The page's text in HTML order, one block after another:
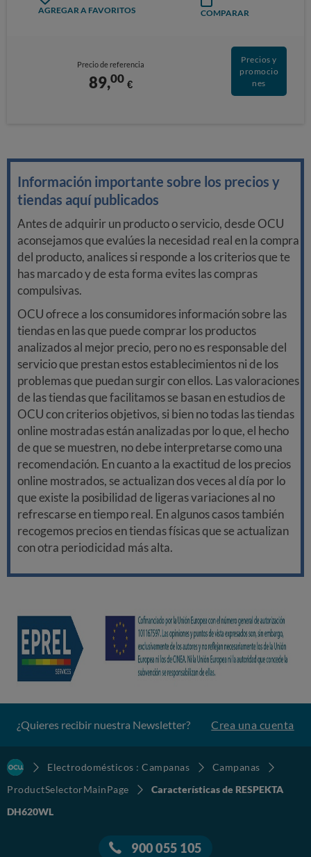
AGREGAR A FAVORITOS COMPARAR
Precio de referencia
89,00 €
Precios y
promocio
nes
Información importante sobre los precios y
tiendas aquí publicados
Antes de adquirir un producto o servicio, desde OCU
aconsejamos que evalúes la necesidad real en la compra
del producto, analices si responde a los criterios que te
has marcado y de esta forma evites las compras
compulsivas.
OCU ofrece a los consumidores información sobre las
tiendas en las que puede comprar los productos
analizados al mejor precio, pero no es responsable del
servicio que prestan estos establecimientos ni de los
problemas que puedan surgir con ellos. Las valoraciones
de las tiendas que facilitamos se basan en estudios de
OCU con criterios objetivos, si bien no todas las tiendas
online mostradas están analizadas por lo que, el hecho
de que se muestren, no debe interpretarse como una
recomendación. En cuanto a la exactitud de los precios
online mostrados, se actualizan dos veces al día por lo
que existe la posibilidad de ligeras variaciones al no
refrescarse en tiempo real. En algunos casos también
recogemos precios en tiendas físicas que se actualizan
con otra periodicidad más alta.
¿Quieres recibir nuestra Newsletter? Crea una cuenta
Electrodomésticos : Campanas
Campanas
ProductSelectorMainPage
Características de RESPEKTA
DH620WL
900 055 105